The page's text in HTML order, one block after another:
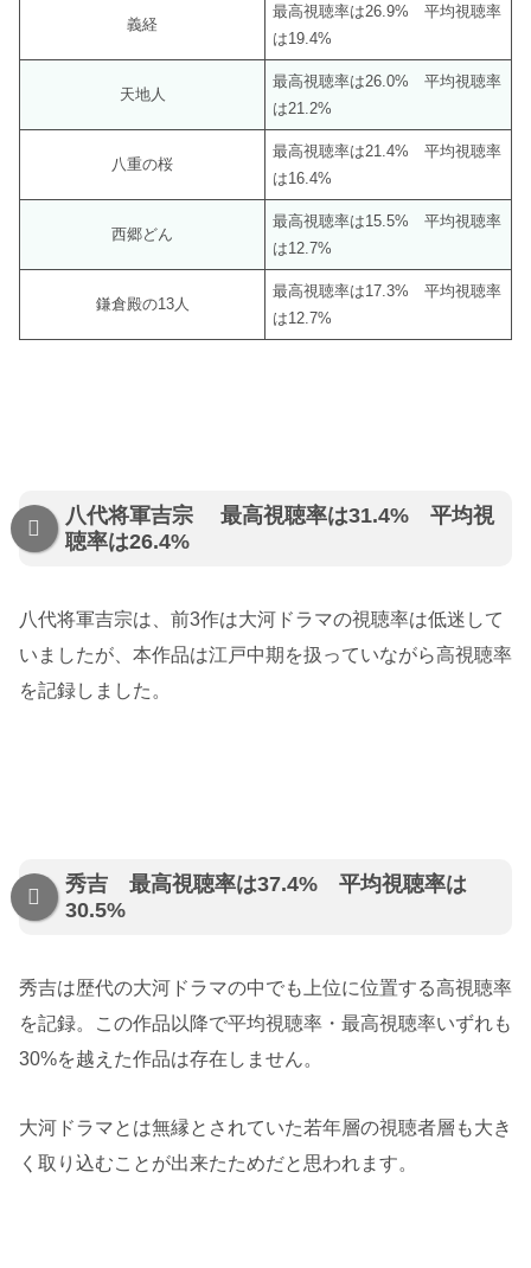
義経
最高視聴率は26.9% 平均視聴率
は19.4%
天地人
最高視聴率は26.0% 平均視聴率
は21.2%
八重の桜
最高視聴率は21.4% 平均視聴率
は16.4%
西郷どん
最高視聴率は15.5% 平均視聴率
は12.7%
鎌倉殿の13人
最高視聴率は17.3% 平均視聴率
は12.7%
八代将軍吉宗 最高視聴率は31.4% 平均視
聴率は26.4%
八代将軍吉宗は、前3作は大河ドラマの視聴率は低迷して
いましたが、本作品は江戸中期を扱っていながら高視聴率
を記録しました。
秀吉 最高視聴率は37.4% 平均視聴率は
30.5%
秀吉は歴代の大河ドラマの中でも上位に位置する高視聴率
を記録。この作品以降で平均視聴率・最高視聴率いずれも
30%を越えた作品は存在しません。
大河ドラマとは無縁とされていた若年層の視聴者層も大き
く取り込むことが出来たためだと思われます。